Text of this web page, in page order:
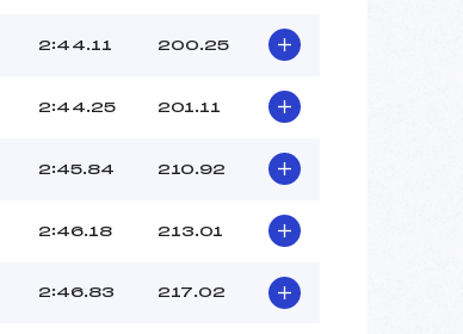
2:44.11 200.25
2:44.25 201.11
2:45.84 210.92
2:46.18 213.01
2:46.83 217.02